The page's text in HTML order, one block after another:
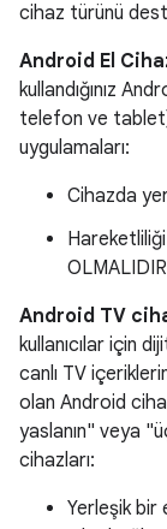
cihaz türünü
Android El
kullandığınız
telefon ve
uygulamaları:
Cihazda
OLMALIDIR
Android TV
kullanıcılar için
canlı TV
olan Android
yaslanın" veya
cihazları:
Yerleşik bir